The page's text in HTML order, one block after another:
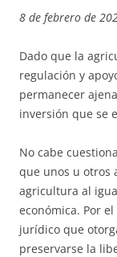
8 de febrero de
Dado que la
regulación y
permanecer
inversión que se
No cabe
que unos u otros
agricultura al
económica. Por
jurídico que
preservarse la